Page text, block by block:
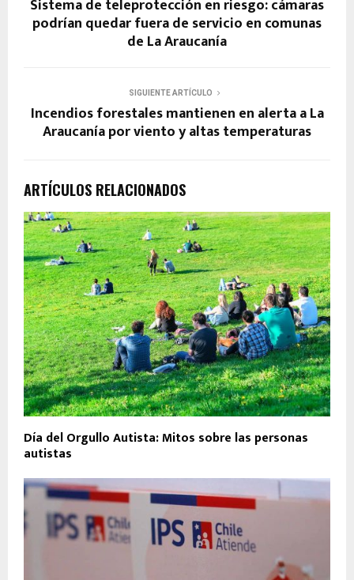
Sistema de teleprotección en riesgo: cámaras
podrían quedar fuera de servicio en comunas
de La Araucanía
SIGUIENTE ARTÍCULO
Incendios forestales mantienen en alerta a La
Araucanía por viento y altas temperaturas
ARTÍCULOS RELACIONADOS
Día del Orgullo Autista: Mitos sobre las personas
autistas